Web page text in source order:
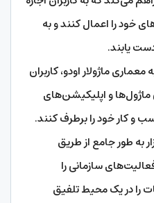
خود را اعمال کنند و به
یابند.
ماژولار اودو، کاربران
ماژول‌ها و اپلیکیشن‌های
و کار خود را برطرف کنند.
به طور جامع از طریق
سازمانی را
را در یک محیط تلفیق